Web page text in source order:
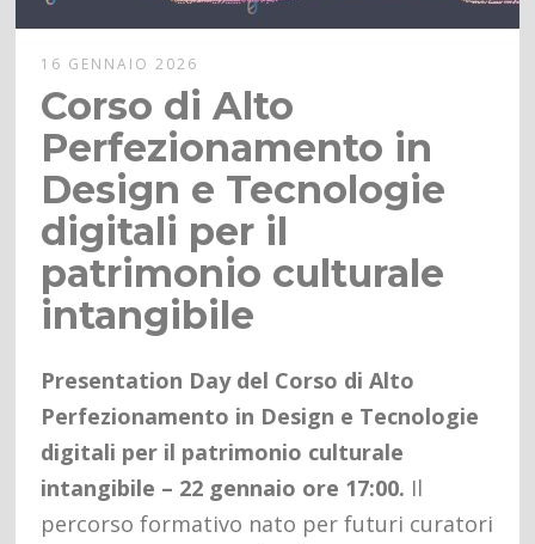
16 GENNAIO 2026
Corso di Alto
Perfezionamento in
Design e Tecnologie
digitali per il
patrimonio culturale
intangibile
Presentation Day del Corso di Alto
Perfezionamento in Design e Tecnologie
digitali per il patrimonio culturale
intangibile – 22 gennaio ore 17:00. Il
percorso formativo nato per futuri curatori